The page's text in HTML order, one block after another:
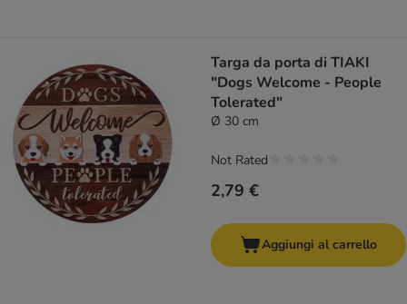
Targa da porta di TIAKI
"Dogs Welcome - People
Tolerated"
Ø 30 cm
2,79 €
Not Rated
Aggiungi al carrello